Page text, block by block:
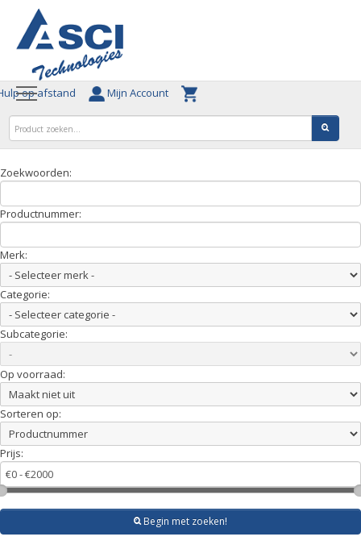
op afstand Mijn Account
Zoekwoorden:
Productnummer:
Merk:
Categorie:
Subcategorie:
Op voorraad:
Sorteren op:
Prijs:
Begin met zoeken!